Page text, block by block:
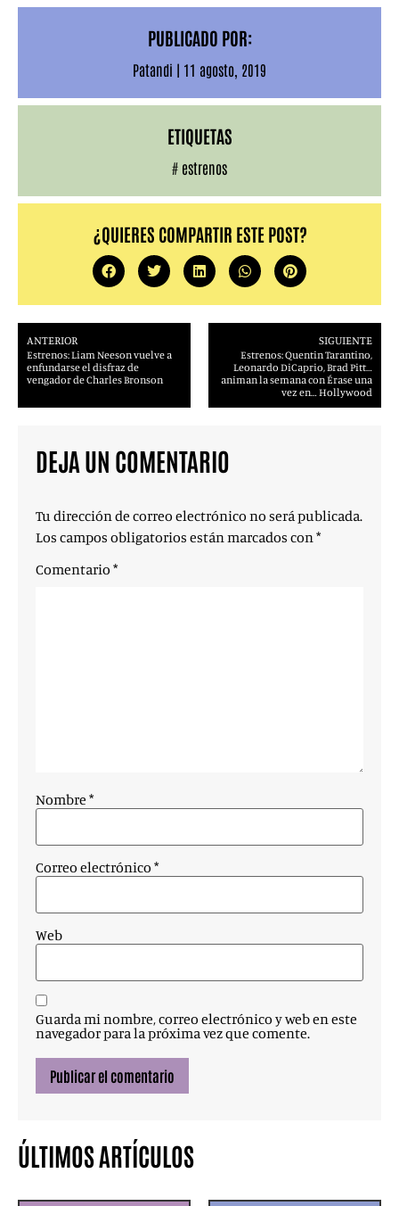
PUBLICADO POR:
Patandi | 11 agosto, 2019
ETIQUETAS
# estrenos
¿QUIERES COMPARTIR ESTE POST?
ANTERIOR
Estrenos: Liam Neeson vuelve a
enfundarse el disfraz de
vengador de Charles Bronson
SIGUIENTE
Estrenos: Quentin Tarantino,
Leonardo DiCaprio, Brad Pitt…
animan la semana con Érase una
vez en… Hollywood
DEJA UN COMENTARIO
Tu dirección de correo electrónico no será publicada.
Los campos obligatorios están marcados con*
Comentario *
Nombre *
Correo electrónico *
Web
Guarda mi nombre, correo electrónico y web en este
navegador para la próxima vez que comente.
ÚLTIMOS ARTÍCULOS